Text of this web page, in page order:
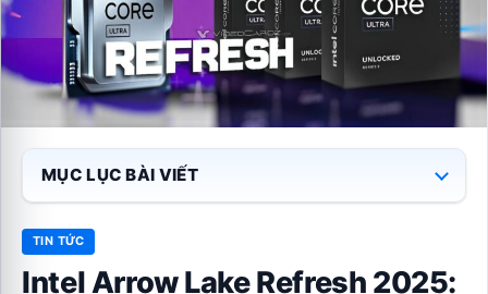
MỤC LỤC BÀI VIẾT
TIN TỨC
Intel Arrow Lake Refresh 2025: